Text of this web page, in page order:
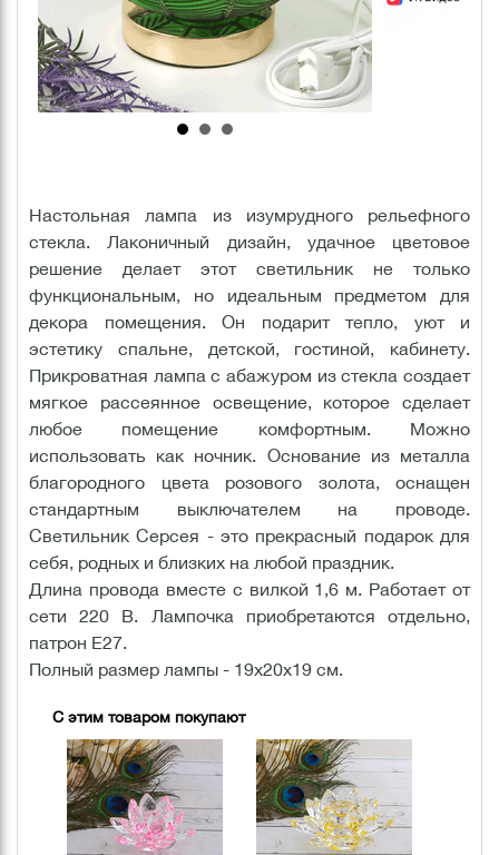
Настольная лампа из изумрудного рельефного
стекла. Лаконичный дизайн, удачное цветовое
решение делает этот светильник не только
функциональным, но идеальным предметом для
декора помещения. Он подарит тепло, уют и
эстетику спальне, детской, гостиной, кабинету.
Прикроватная лампа с абажуром из стекла создает
мягкое рассеянное освещение, которое сделает
любое помещение комфортным. Можно
использовать как ночник. Основание из металла
благородного цвета розового золота, оснащен
стандартным выключателем на проводе.
Светильник Серсея - это прекрасный подарок для
себя, родных и близких на любой праздник.
Длина провода вместе с вилкой 1,6 м. Работает от
сети 220 В. Лампочка приобретаются отдельно,
патрон Е27.
Полный размер лампы - 19х20х19 см.
С этим товаром покупают